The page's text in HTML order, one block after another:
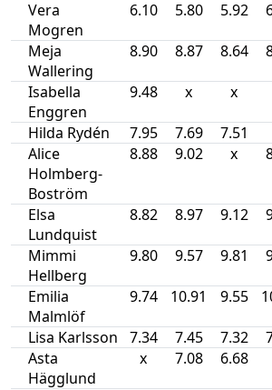
Vera
Mogren
6.10 5.80 5.92
Meja
Wallering
8.90 8.87 8.64
Isabella
Enggren
9.48 x x
Hilda Rydén 7.95 7.69 7.51
Alice
Holmberg-
Boström
8.88 9.02 x
Elsa
Lundquist
8.82 8.97 9.12
Mimmi
Hellberg
9.80 9.57 9.81
Emilia
Malmlöf
9.74 10.91 9.55
Lisa Karlsson 7.34 7.45 7.32
Asta
Hägglund
x 7.08 6.68